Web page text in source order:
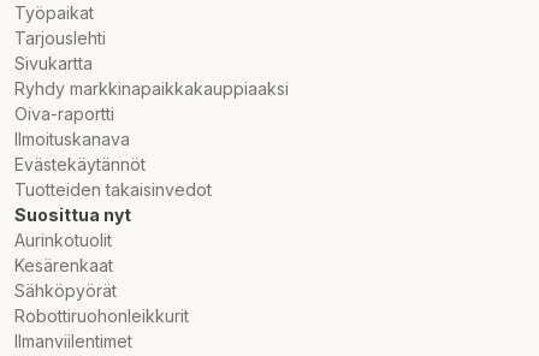
Työpaikat
Tarjouslehti
Sivukartta
Ryhdy markkinapaikkakauppiaaksi
Oiva-raportti
Ilmoituskanava
Evästekäytännöt
Tuotteiden takaisinvedot
Suosittua nyt
Aurinkotuolit
Kesärenkaat
Sähköpyörät
Robottiruohonleikkurit
Ilmanviilentimet